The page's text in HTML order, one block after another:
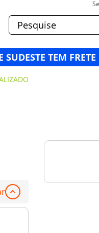
SUDESTE TEM FRETE